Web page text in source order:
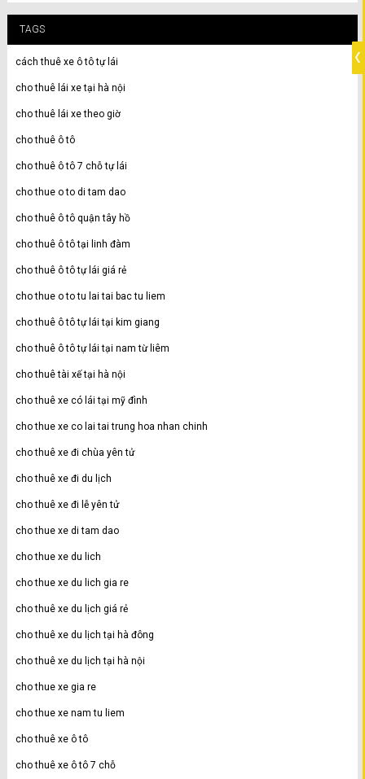
TAGS
cách thuê xe ô tô tự lái
cho thuê lái xe tại hà nội
cho thuê lái xe theo giờ
cho thuê ô tô
cho thuê ô tô 7 chỗ tự lái
cho thue o to di tam dao
cho thuê ô tô quận tây hồ
cho thuê ô tô tại linh đàm
cho thuê ô tô tự lái giá rẻ
cho thue o to tu lai tai bac tu liem
cho thuê ô tô tự lái tại kim giang
cho thuê ô tô tự lái tại nam từ liêm
cho thuê tài xế tại hà nội
cho thuê xe có lái tại mỹ đình
cho thue xe co lai tai trung hoa nhan chinh
cho thuê xe đi chùa yên tử
cho thuê xe đi du lịch
cho thuê xe đi lễ yên tử
cho thue xe di tam dao
cho thue xe du lich
cho thue xe du lich gia re
cho thuê xe du lịch giá rẻ
cho thuê xe du lịch tại hà đông
cho thuê xe du lịch tại hà nội
cho thue xe gia re
cho thue xe nam tu liem
cho thuê xe ô tô
cho thuê xe ô tô 7 chỗ